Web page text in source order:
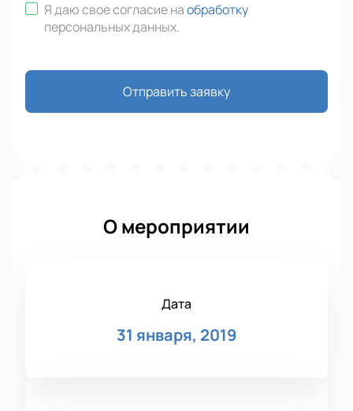
Я даю свое согласие наобработку
персональных данных.
Отправить заявку
О мероприятии
Дата
31 января, 2019